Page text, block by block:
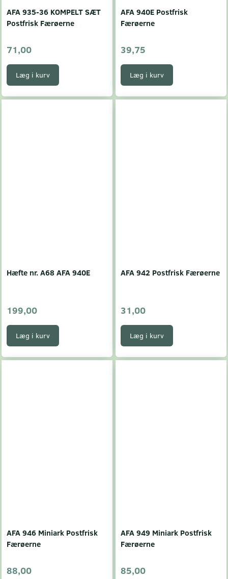
AFA 935-36 KOMPELT SÆT
Postfrisk Færøerne
71,00
Læg i kurv
AFA 940E Postfrisk
Færøerne
39,75
Læg i kurv
Hæfte nr. A68 AFA 940E
199,00
Læg i kurv
AFA 942 Postfrisk Færøerne
31,00
Læg i kurv
AFA 946 Miniark Postfrisk
Færøerne
88,00
AFA 949 Miniark Postfrisk
Færøerne
85,00